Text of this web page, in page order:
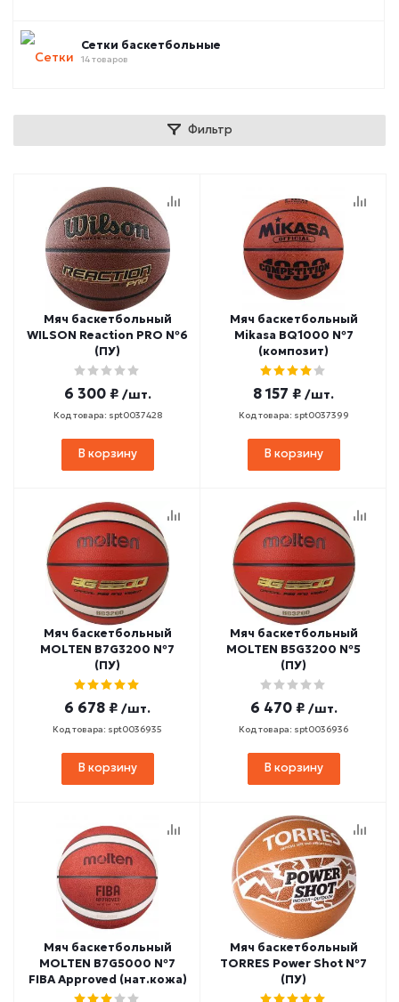
Сетки баскетбольные
14 товаров
Фильтр
Мяч баскетбольный
WILSON Reaction PRO №6
(ПУ)
6 300 ₽ /шт.
Код товара: spt0037428
В корзину
Мяч баскетбольный
Mikasa BQ1000 №7
(композит)
8 157 ₽ /шт.
Код товара: spt0037399
В корзину
Мяч баскетбольный
MOLTEN B7G3200 №7
(ПУ)
6 678 ₽ /шт.
Код товара: spt0036935
В корзину
Мяч баскетбольный
MOLTEN B5G3200 №5
(ПУ)
6 470 ₽ /шт.
Код товара: spt0036936
В корзину
Мяч баскетбольный
MOLTEN B7G5000 №7
FIBA Approved (нат.кожа)
Мяч баскетбольный
TORRES Power Shot №7
(ПУ)